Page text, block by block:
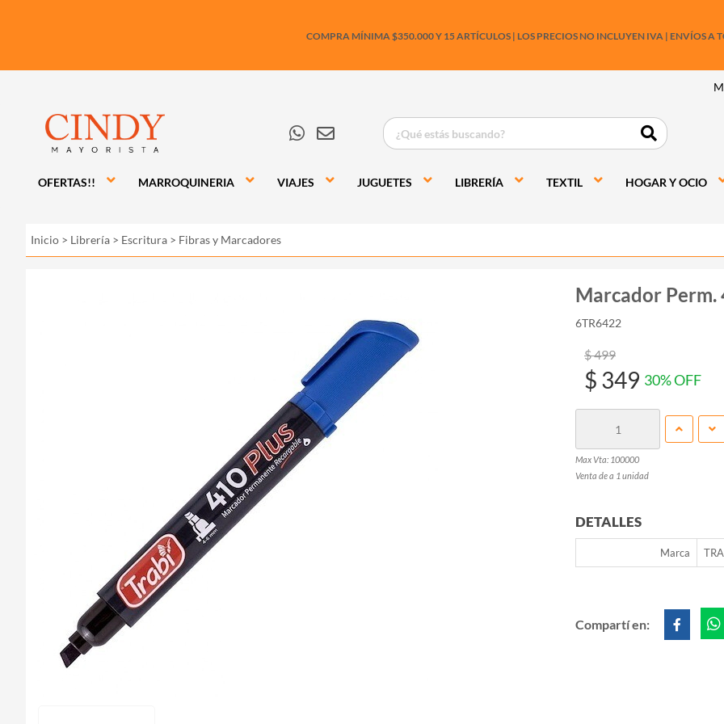
COMPRA MÍNIMA $350.000 Y 15 ARTÍCULOS | LOS PRECIOS NO INCLUYEN IVA | ENVÍOS A
OFERTAS!! MARROQUINERIA VIAJES JUGUETES LIBRERÍA TEXTIL HOGAR Y OCIO
Inicio > Librería > Escritura > Fibras y Marcadores
Marcador Perm.
6TR6422
$ 499
$ 349 30% OFF
Max Vta: 100000
Venta de a 1 unidad
DETALLES
Marca
Compartí en: